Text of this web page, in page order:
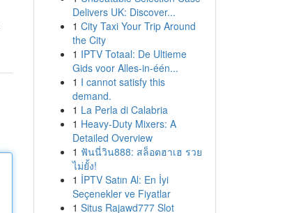
Delivers UK: Discover...
1 City Taxi Your Trip Around
the City
1 IPTV Totaal: De Ultieme
Gids voor Alles-in-één...
1 I cannot satisfy this
demand.
1 La Perla di Calabria
1 Heavy-Duty Mixers: A
Detailed Overview
1 ฟันนี่วิน888: สล็อตฮาเฮ รวย
ไม่ยั้ง!
1 İPTV Satın Al: En İyi
Seçenekler ve Fiyatlar
1 Situs Rajawd777 Slot